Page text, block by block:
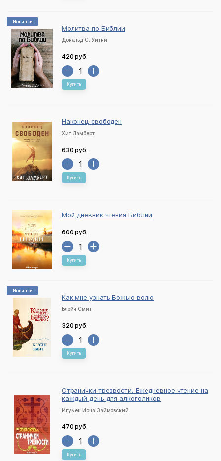
Новинки
Молитва по Библии
Дональд С. Уитни
420 руб.
Купить
Наконец свободен
Хит Ламберт
630 руб.
Купить
Мой дневник чтения Библии
600 руб.
Купить
Новинки
Как мне узнать Божью волю
Блэйн Смит
320 руб.
Купить
Странички трезвости. Ежедневное чтение на
каждый день для алкоголиков
Игумен Иона Займовский
470 руб.
Купить